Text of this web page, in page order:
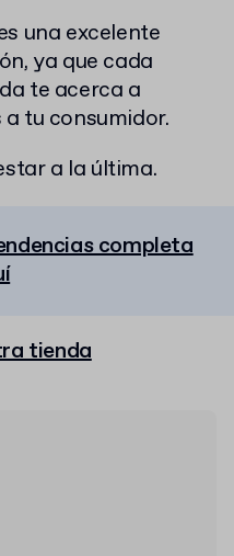
una excelente
ya que cada
te acerca a
tu consumidor.
a la última.
completa
tienda